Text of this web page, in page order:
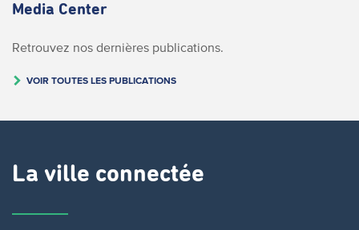
Media Center
Retrouvez nos dernières publications.
VOIR TOUTES LES PUBLICATIONS
La ville connectée